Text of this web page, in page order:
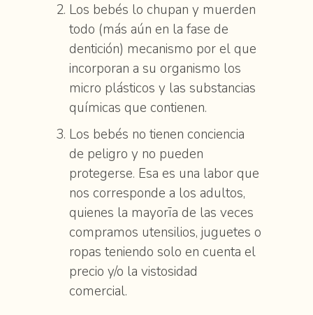
Los bebés lo chupan y muerden
todo (más aún en la fase de
dentición) mecanismo por el que
incorporan a su organismo los
micro plásticos y las substancias
químicas que contienen.
Los bebés no tienen conciencia
de peligro y no pueden
protegerse. Esa es una labor que
nos corresponde a los adultos,
quienes la mayorīa de las veces
compramos utensilios, juguetes o
ropas teniendo solo en cuenta el
precio y/o la vistosidad
comercial.